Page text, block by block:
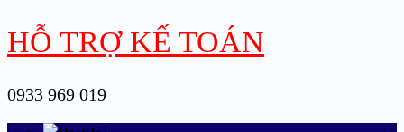
HỖ TRỢ KẾ TOÁN
0933 969 019